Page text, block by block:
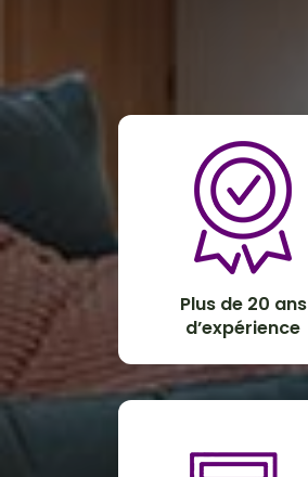
Plus de 20 ans
d’expérience